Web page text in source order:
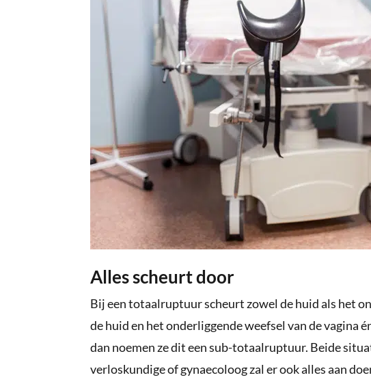
Alles scheurt door
Bij een totaalruptuur scheurt zowel de huid als het
de huid en het onderliggende weefsel van de vagina
dan noemen ze dit een sub-totaalruptuur. Beide
verloskundige of gynaecoloog zal er ook alles aan